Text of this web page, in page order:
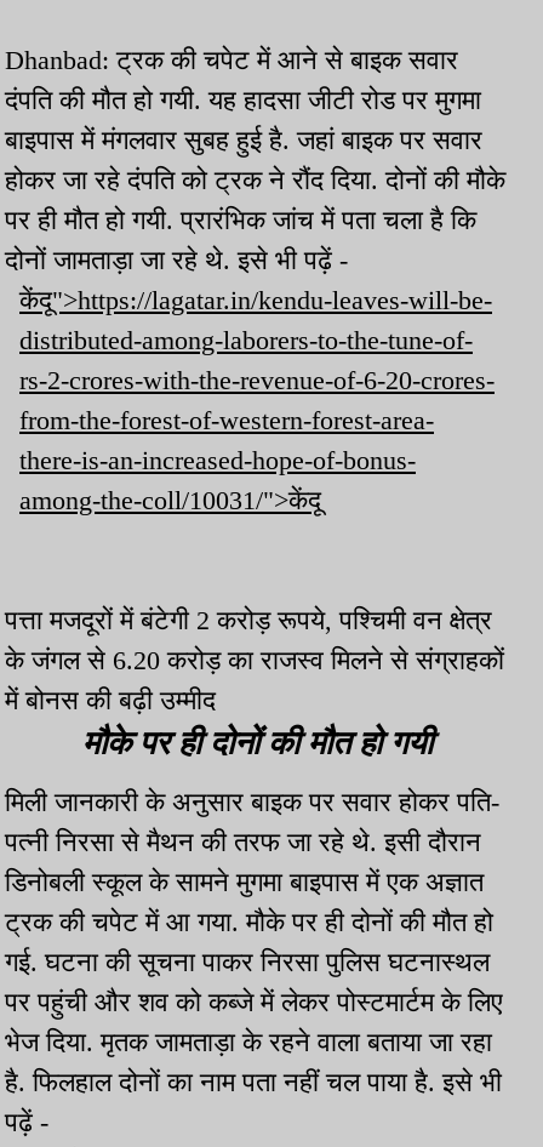
Dhanbad: ट्रक की चपेट में आने से बाइक सवार
दंपति की मौत हो गयी. यह हादसा जीटी रोड पर मुगमा
बाइपास में मंगलवार सुबह हुई है. जहां बाइक पर सवार
होकर जा रहे दंपति को ट्रक ने रौंद दिया. दोनों की मौके
पर ही मौत हो गयी. प्रारंभिक जांच में पता चला है कि
दोनों जामताड़ा जा रहे थे. इसे भी पढ़ें -
केंदू">https://lagatar.in/kendu-leaves-will-be-
distributed-among-laborers-to-the-tune-of-
rs-2-crores-with-the-revenue-of-6-20-crores-
from-the-forest-of-western-forest-area-
there-is-an-increased-hope-of-bonus-
among-the-coll/10031/">केंदू
पत्ता मजदूरों में बंटेगी 2 करोड़ रूपये, पश्चिमी वन क्षेत्र
के जंगल से 6.20 करोड़ का राजस्व मिलने से संग्राहकों
में बोनस की बढ़ी उम्मीद
मौके पर ही दोनों की मौत हो गयी
मिली जानकारी के अनुसार बाइक पर सवार होकर पति-
पत्नी निरसा से मैथन की तरफ जा रहे थे. इसी दौरान
डिनोबली स्कूल के सामने मुगमा बाइपास में एक अज्ञात
ट्रक की चपेट में आ गया. मौके पर ही दोनों की मौत हो
गई. घटना की सूचना पाकर निरसा पुलिस घटनास्थल
पर पहुंची और शव को कब्जे में लेकर पोस्टमार्टम के लिए
भेज दिया. मृतक जामताड़ा के रहने वाला बताया जा रहा
है. फिलहाल दोनों का नाम पता नहीं चल पाया है. इसे भी
पढ़ें -